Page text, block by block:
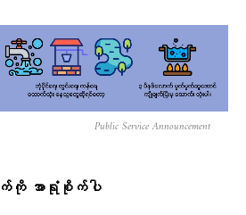
Public Service Announcement
အာရုံစိုက်ပါ